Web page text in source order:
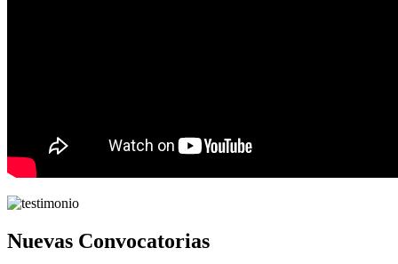
Nuevas Convocatorias